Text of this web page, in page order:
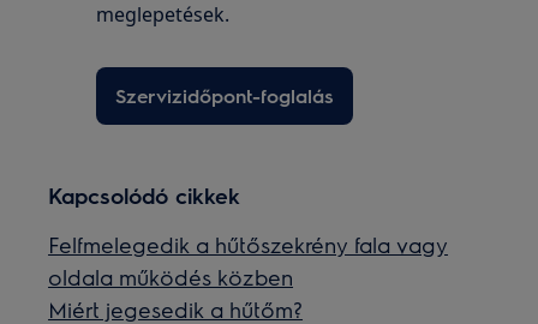
meglepetések.
Szervizidőpont-foglalás
Kapcsolódó cikkek
Felfmelegedik a hűtőszekrény fala vagy
oldala működés közben
Miért jegesedik a hűtőm?